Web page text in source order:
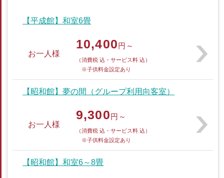
【平成館】和室6畳
お一人様
10,400円～
（消費税 込・サービス料 込）
※子供料金設定あり
【昭和館】夢の間（グループ利用向客室）
お一人様
9,300円～
（消費税 込・サービス料 込）
※子供料金設定あり
【昭和館】和室6～8畳